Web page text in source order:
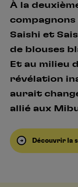
À la
Saishi et
de blouses
Et au milieu
révélation
aurait
allié aux
Découvrir la